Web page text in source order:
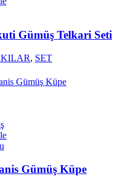
Gümüş Telkari Seti
, SET
Gümüş Küpe